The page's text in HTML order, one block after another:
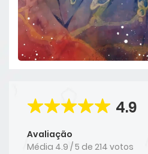
4.9
Avaliação
Média 4.9 /5 de 214 votos